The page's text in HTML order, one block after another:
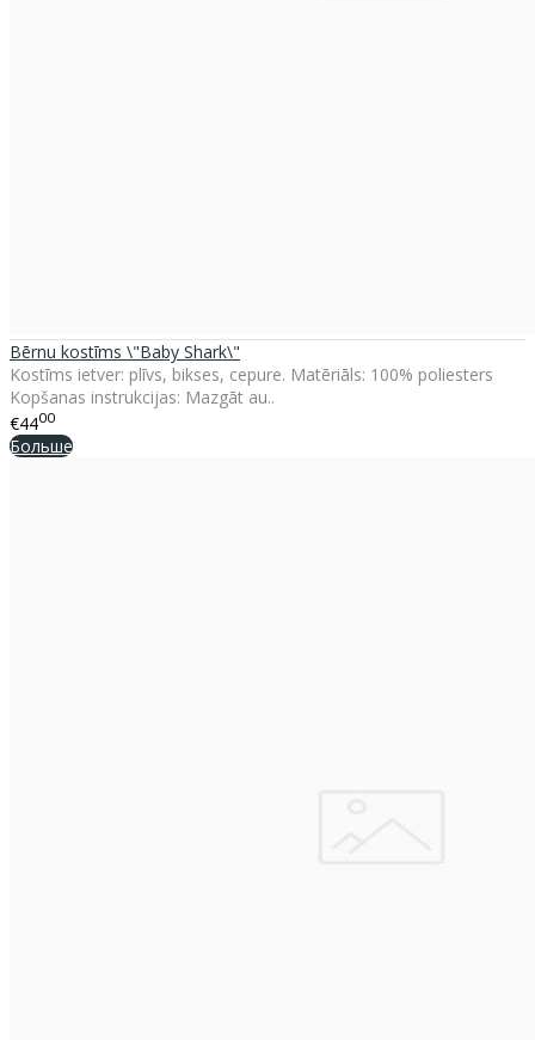
Bērnu kostīms \"Baby Shark\"
Kostīms ietver: plīvs, bikses, cepure. Matēriāls: 100% poliesters
Kopšanas instrukcijas: Mazgāt au..
€4400
Больше